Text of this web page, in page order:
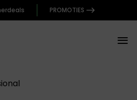
PROMOTIES